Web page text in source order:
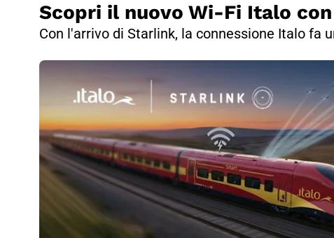
Scopri il nuovo Wi-Fi Italo
Con l'arrivo di Starlink, la connessione Italo fa